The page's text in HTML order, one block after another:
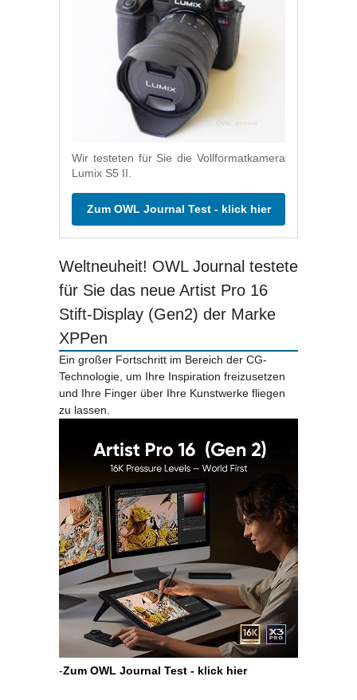
Wir testeten für Sie die Vollformatkamera
Lumix S5 II.
Zum OWL Journal Test - klick hier
Weltneuheit! OWL Journal testete
für Sie das neue Artist Pro 16
Stift-Display (Gen2) der Marke
XPPen
Ein großer Fortschritt im Bereich der CG-
Technologie, um Ihre Inspiration freizusetzen
und Ihre Finger über Ihre Kunstwerke fliegen
zu lassen.
-Zum OWL Journal Test - klick hier